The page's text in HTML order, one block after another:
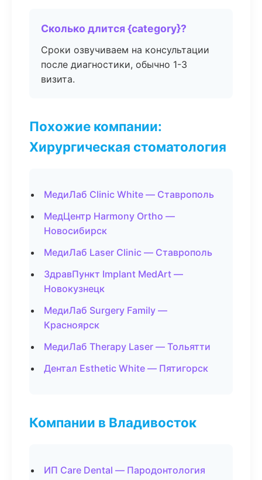
Сколько длится {category}?
Сроки озвучиваем на консультации
после диагностики, обычно 1-3
визита.
Похожие компании:
Хирургическая стоматология
МедиЛаб Clinic White — Ставрополь
МедЦентр Harmony Ortho —
Новосибирск
МедиЛаб Laser Clinic — Ставрополь
ЗдравПункт Implant MedArt —
Новокузнецк
МедиЛаб Surgery Family —
Красноярск
МедиЛаб Therapy Laser — Тольятти
Дентал Esthetic White — Пятигорск
Компании в Владивосток
ИП Care Dental — Пародонтология